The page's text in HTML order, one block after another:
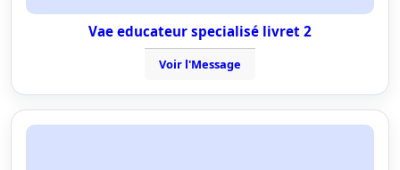
Vae educateur specialisé livret 2
Voir l'Message